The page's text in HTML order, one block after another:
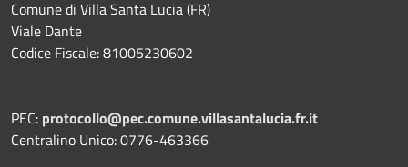
Comune di Villa Santa Lucia (FR)
Viale Dante
Codice Fiscale: 81005230602
PEC: protocollo@pec.comune.villasantalucia.fr.it
Centralino Unico: 0776-463366